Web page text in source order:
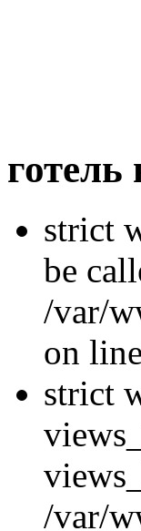
готель
strict
be
/var/
on
strict
/var/